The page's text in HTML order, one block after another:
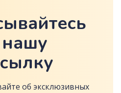
об эксклюзивных